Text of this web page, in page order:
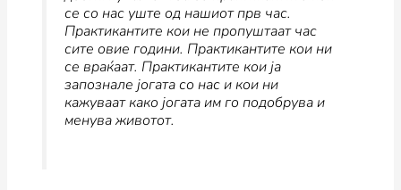
се со нас уште од нашиот прв час.
Практикантите кои не пропуштаат час
сите овие години. Практикантите кои ни
се враќаат. Практикантите кои ја
запознале јогата со нас и кои ни
кажуваат како јогата им го подобрува и
менува животот.